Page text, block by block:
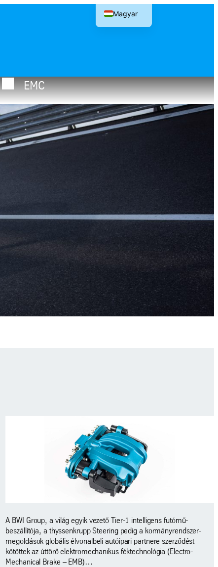
EMC
A BWI Group, a világ egyik vezető Tier-1 intelligens futómű-
beszállítója, a thyssenkrupp Steering pedig a kormányrendszer-
megoldások globális élvonalbeli autóipari partnere szerződést
kötöttek az úttörő elektromechanikus féktechnológia (Electro-
Mechanical Brake – EMB)…
Magyar
English